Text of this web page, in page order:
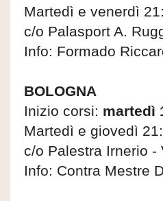
Martedì e venerdì
c/o Palasport A.
Info: Formado
BOLOGNA
Inizio corsi: martedì
Martedì e giovedì
c/o Palestra Irnerio -
Info: Contra Mestre